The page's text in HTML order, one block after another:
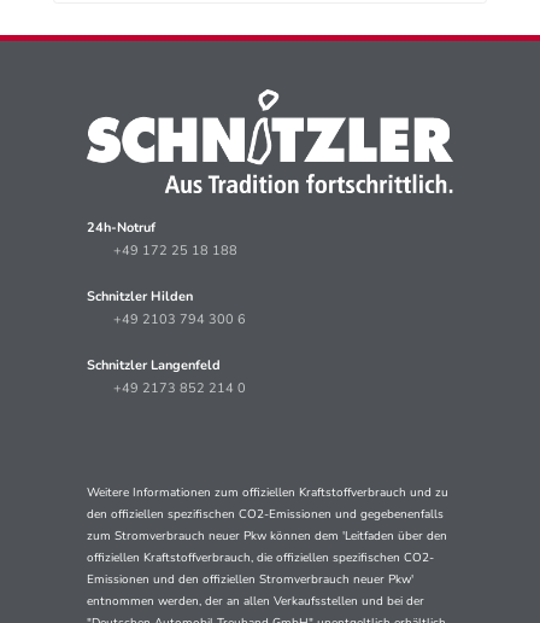
24h-Notruf
+49 172 25 18 188
Schnitzler Hilden
+49 2103 794 300 6
Schnitzler Langenfeld
+49 2173 852 214 0
Weitere Informationen zum offiziellen Kraftstoffverbrauch und zu
den offiziellen spezifischen CO2-Emissionen und gegebenenfalls
zum Stromverbrauch neuer Pkw können dem 'Leitfaden über den
offiziellen Kraftstoffverbrauch, die offiziellen spezifischen CO2-
Emissionen und den offiziellen Stromverbrauch neuer Pkw'
entnommen werden, der an allen Verkaufsstellen und bei der